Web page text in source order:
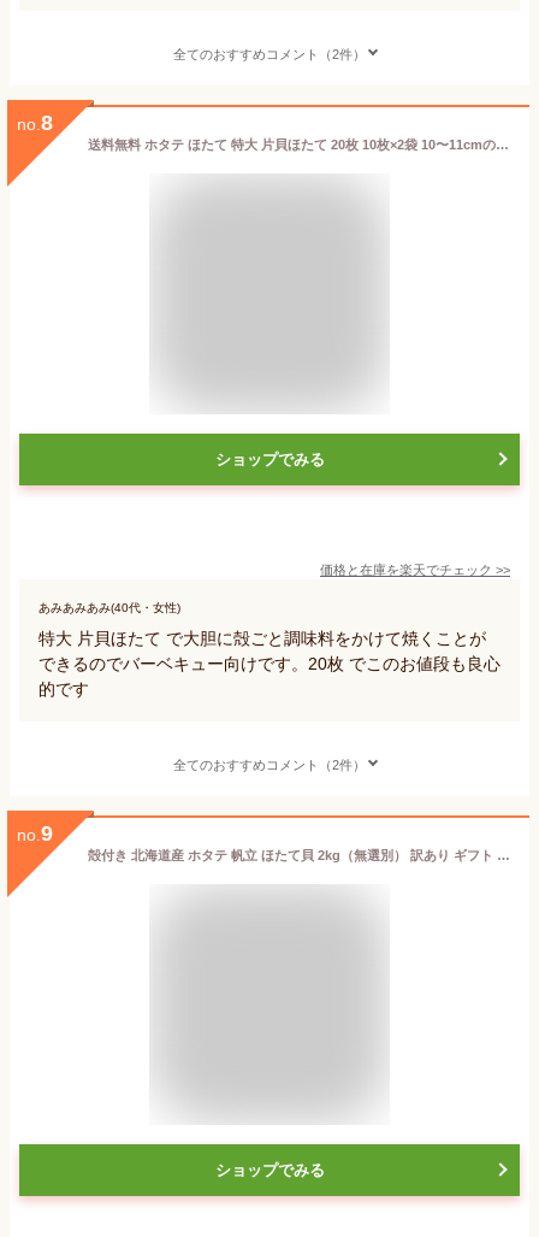
全てのおすすめコメント（2件）
no. 8
送料無料 ホタテ ほたて 特大 片貝ほたて 20枚 10枚×2袋 10〜11cmの特大サイズ！北海道産のほたて貝 殻付きほたて 帆立 貝 バター焼き 浜焼き バーベキュー BBQ 業務用 築地市場 豊洲市場 ギフト
ショップでみる
価格と在庫を楽天でチェック >>
あみあみあみ(40代・女性)
特大 片貝ほたて で大胆に殻ごと調味料をかけて焼くことが
できるのでバーベキュー向けです。20枚 でこのお値段も良心
的です
全てのおすすめコメント（2件）
no. 9
殻付き 北海道産 ホタテ 帆立 ほたて貝 2kg（無選別） 訳あり ギフト お歳暮 お中元 北海道産 海鮮バーベキュー（BBQ）にオススメ♪ 送料無料（沖縄宛は別途送料を加算）
ショップでみる